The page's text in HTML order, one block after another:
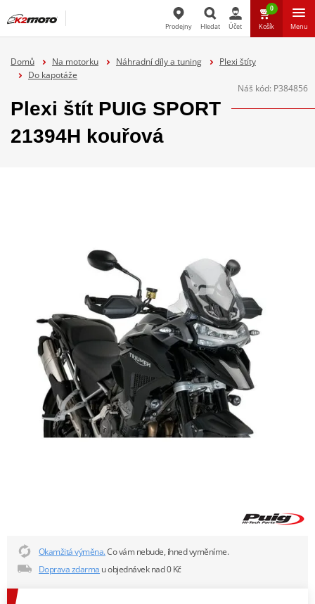
Prodejny Hledat Účet
0
Košík Menu
Domů Na motorku Náhradní díly a tuning
Plexi štíty
Do kapotáže
Náš kód: P384856
Plexi štít PUIG SPORT
21394H kouřová
Okamžitá výměna.Co vám nebude, ihned vyměníme.
Doprava zdarma u objednávek nad 0 Kč